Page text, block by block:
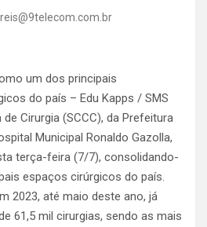
um dos principais
do país – Edu Kapps / SMS
Cirurgia (SCCC), da Prefeitura
Municipal Ronaldo Gazolla,
terça-feira (7/7), consolidando-
espaços cirúrgicos do país.
2023, até maio deste ano, já
61,5 mil cirurgias, sendo as mais